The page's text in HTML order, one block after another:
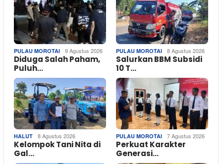
PULAU MOROTAI 9 Agustus 2026
Diduga Salah Paham,
Puluh…
PULAU MOROTAI 8 Agustus 2026
Salurkan BBM Subsidi
10 T…
HALUT 8 Agustus 2026
Kelompok Tani Nita di
Gal…
PULAU MOROTAI 7 Agustus 2026
Perkuat Karakter
Generasi…